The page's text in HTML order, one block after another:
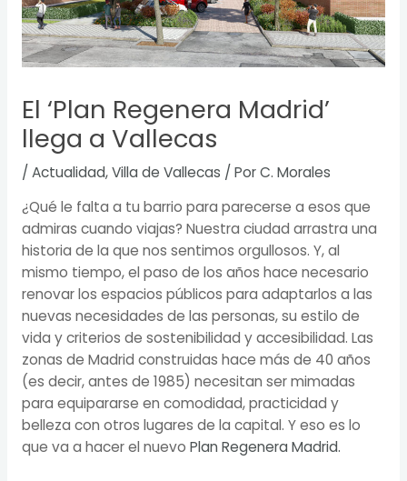
El ‘Plan Regenera Madrid’
llega a Vallecas
/ Actualidad,Villa de Vallecas / PorC. Morales
¿Qué le falta a tu barrio para parecerse a esos que
admiras cuando viajas? Nuestra ciudad arrastra una
historia de la que nos sentimos orgullosos. Y, al
mismo tiempo, el paso de los años hace necesario
renovar los espacios públicos para adaptarlos a las
nuevas necesidades de las personas, su estilo de
vida y criterios de sostenibilidad y accesibilidad. Las
zonas de Madrid construidas hace más de 40 años
(es decir, antes de 1985) necesitan ser mimadas
para equipararse en comodidad, practicidad y
belleza con otros lugares de la capital. Y eso es lo
que va a hacer el nuevo Plan Regenera Madrid.